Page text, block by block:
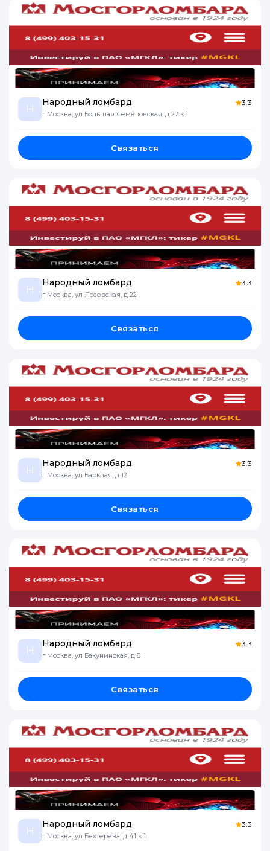
Н
Народный ломбард
г Москва, ул Большая Семёновская, д 27 к 1
3.3
Связаться
Н
Народный ломбард
г Москва, ул Лосевская, д 22
3.3
Связаться
Н
Народный ломбард
г Москва, ул Барклая, д 12
3.3
Связаться
Н
Народный ломбард
г Москва, ул Бакунинская, д 8
3.3
Связаться
Н
Народный ломбард
г Москва, ул Бехтерева, д 41 к 1
3.3